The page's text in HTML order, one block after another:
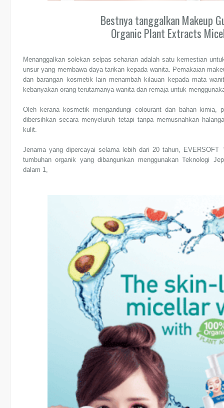
Bestnya tanggalkan Makeup
Organic Plant Extracts
Menanggalkan solekan selpas seharian adalah satu kemestian
unsur yang membawa daya tarikan kepada wanita. Pemakaian
dan barangan kosmetik lain menambah kilauan kepada mata
kebanyakan orang terutamanya wanita dan remaja untuk
Oleh kerana kosmetik mengandungi colourant dan bahan kimia,
dibersihkan secara menyeluruh tetapi tanpa memusnahkan
kulit.
Jenama yang dipercayai selama lebih dari 20 tahun,
tumbuhan organik yang dibangunkan menggunakan Teknologi
dalam 1,